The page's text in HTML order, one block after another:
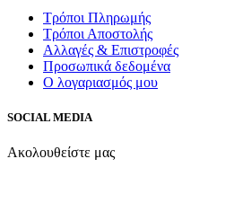
Τρόποι Πληρωμής
Τρόποι Αποστολής
Αλλαγές & Επιστροφές
Προσωπικά δεδομένα
Ο λογαριασμός μου
SOCIAL MEDIA
Ακολουθείστε μας